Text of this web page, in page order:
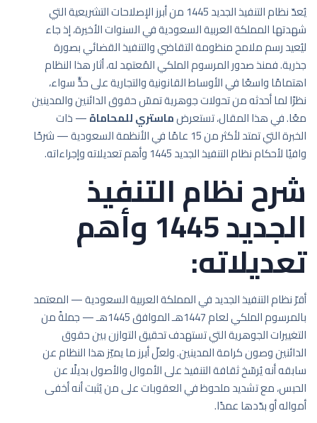
يُعدّ نظام التنفيذ الجديد 1445 من أبرز الإصلاحات التشريعية التي
شهدتها المملكة العربية السعودية في السنوات الأخيرة، إذ جاء
ليُعيد رسم ملامح منظومة التقاضي والتنفيذ القضائي بصورة
جذرية. فمنذ صدور المرسوم الملكي المُعتمِد له، أثار هذا النظام
اهتمامًا واسعًا في الأوساط القانونية والتجارية على حدٍّ سواء،
نظرًا لما أحدثه من تحولات جوهرية تمسّ حقوق الدائنين والمدينين
معًا. في هذا المقال، تستعرضماستري للمحاماة— ذات
الخبرة التي تمتد لأكثر من 15 عامًا في الأنظمة السعودية — شرحًا
وافيًا لأحكام نظام التنفيذ الجديد 1445 وأهم تعديلاته وإجراءاته.
شرح نظام التنفيذ
الجديد 1445 وأهم
تعديلاته:
أقرّ نظام التنفيذ الجديد في المملكة العربية السعودية — المعتمد
بالمرسوم الملكي لعام 1447هـ الموافق 1445هـ — جملةً من
التغييرات الجوهرية التي تستهدف تحقيق التوازن بين حقوق
الدائنين وصون كرامة المدينين. ولعلّ أبرز ما يميّز هذا النظام عن
سابقه أنه يُرسّخ ثقافة التنفيذ على الأموال والأصول بديلًا عن
الحبس، مع تشديد ملحوظ في العقوبات على من يُثبت أنه أخفى
أمواله أو بدّدها عمدًا.